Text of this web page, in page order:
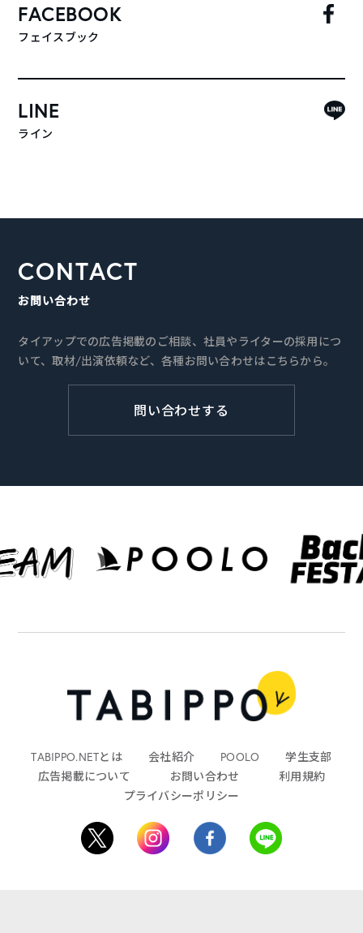
FACEBOOK
フェイスブック
LINE
ライン
CONTACT
お問い合わせ
タイアップでの広告掲載のご相談、社員やライターの採用につ
いて、取材/出演依頼など、各種お問い合わせはこちらから。
問い合わせする
TABIPPO.NETとは 会社紹介 POOLO
学生支部
広告掲載について
お問い合わせ
利用規約
プライバシーポリシー